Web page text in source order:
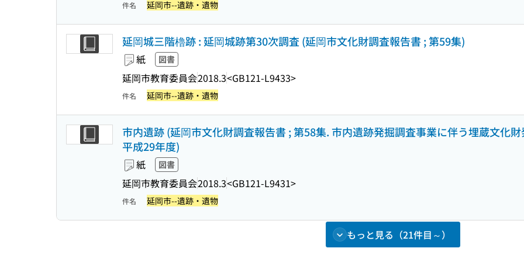
件名 延岡市--遺跡・遺物
延岡城三階櫓跡 : 延岡城跡第30次調査 (延岡市文化財調査報告書 ; 第59集)
紙 図書
延岡市教育委員会2018.3<GB121-L9433>
件名 延岡市--遺跡・遺物
市内遺跡 (延岡市文化財調査報告書 ; 第58集. 市内遺跡発掘調査事業に伴う埋蔵文化
平成29年度)
紙 図書
延岡市教育委員会2018.3<GB121-L9431>
件名 延岡市--遺跡・遺物
もっと見る（21件目～）